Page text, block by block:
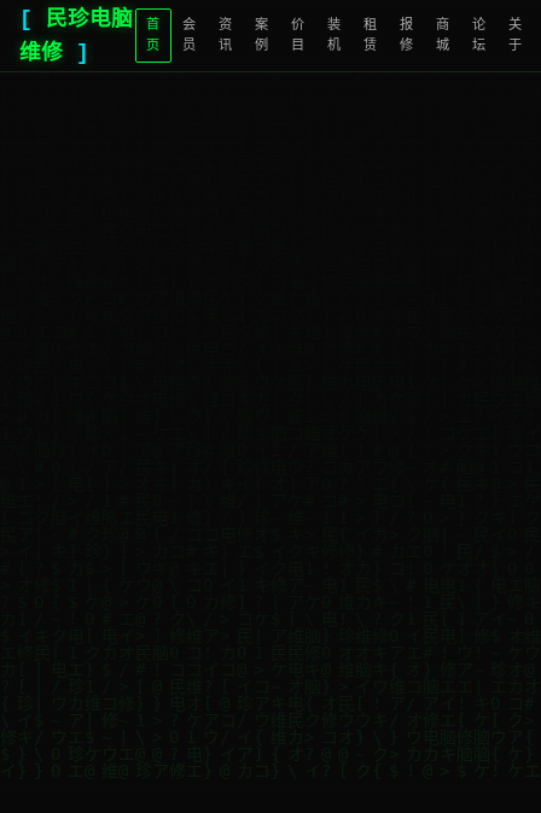
[
民珍电脑
维修
]
首
页
会
员
资
讯
案
例
价
目
装
机
租
赁
报
修
商
城
论
坛
关
于